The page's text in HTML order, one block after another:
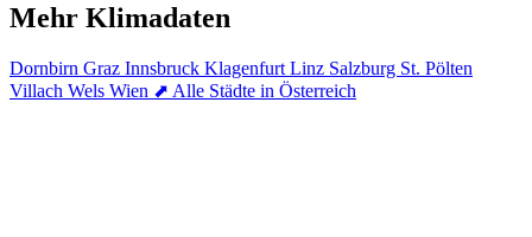
Mehr Klimadaten
Dornbirn Graz Innsbruck Klagenfurt Linz Salzburg St. Pölten
Villach Wels Wien ⬈ Alle Städte in Österreich